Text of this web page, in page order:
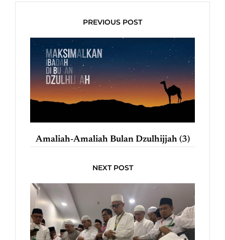
PREVIOUS POST
Amaliah-Amaliah Bulan Dzulhijjah (3)
NEXT POST